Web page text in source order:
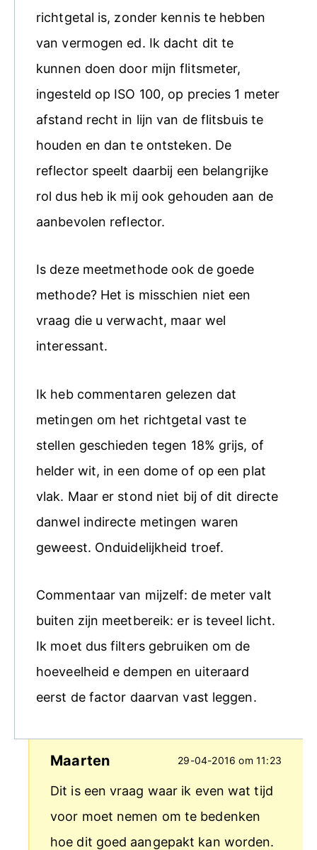
richtgetal is, zonder kennis te hebben
van vermogen ed. Ik dacht dit te
kunnen doen door mijn flitsmeter,
ingesteld op ISO 100, op precies 1 meter
afstand recht in lijn van de flitsbuis te
houden en dan te ontsteken. De
reflector speelt daarbij een belangrijke
rol dus heb ik mij ook gehouden aan de
aanbevolen reflector.
Is deze meetmethode ook de goede
methode? Het is misschien niet een
vraag die u verwacht, maar wel
interessant.
Ik heb commentaren gelezen dat
metingen om het richtgetal vast te
stellen geschieden tegen 18% grijs, of
helder wit, in een dome of op een plat
vlak. Maar er stond niet bij of dit directe
danwel indirecte metingen waren
geweest. Onduidelijkheid troef.
Commentaar van mijzelf: de meter valt
buiten zijn meetbereik: er is teveel licht.
Ik moet dus filters gebruiken om de
hoeveelheid e dempen en uiteraard
eerst de factor daarvan vast leggen.
Maarten 29-04-2016 om 11:23
Dit is een vraag waar ik even wat tijd
voor moet nemen om te bedenken
hoe dit goed aangepakt kan worden.